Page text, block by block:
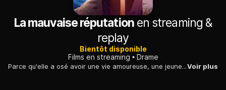
La mauvaise réputationen streaming &
replay
Bientôt disponible
Films en streaming
Drame
Parce qu'elle a osé avoir une vie amoureuse, une jeune Norvégienne d'origine pakistanaise est envoyée au pays de ses parents...Voir plus